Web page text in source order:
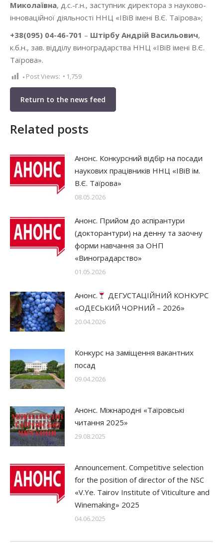
Миколаївна, д.с.-г.н., заступник директора з науково-
інноваційної діяльності ННЦ «ІВіВ імені В.Є. Таїрова»;
+38(095) 04-46-701 – Штірбу Андрій Васильович,
к.б.н., зав. відділу виноградарства ННЦ «ІВіВ імені В.Є.
Таїрова».
Post Views: 1,759
Return to the news feed
Related posts
Анонс. Конкурсний відбір на посади
наукових працівників ННЦ «ІВіВ ім.
В.Є. Таїрова»
08.05.2026
Анонс. Прийом до аспірантури
(докторантури) на денну та заочну
форми навчання за ОНП
«Виноградарство»
01.05.2026
Анонс.
ДЕГУСТАЦІЙНИЙ КОНКУРС
«ОДЕСЬКИЙ ЧОРНИЙ – 2026»
20.04.2026
Конкурс на заміщення вакантних
посад
09.04.2026
Анонс. Міжнародні «Таїровські
читання 2025»
29.08.2025
Announcement. Competitive selection
for the position of director of the NSC
«V.Ye. Tairov Institute of Viticulture and
Winemaking» 2025
04.06.2025